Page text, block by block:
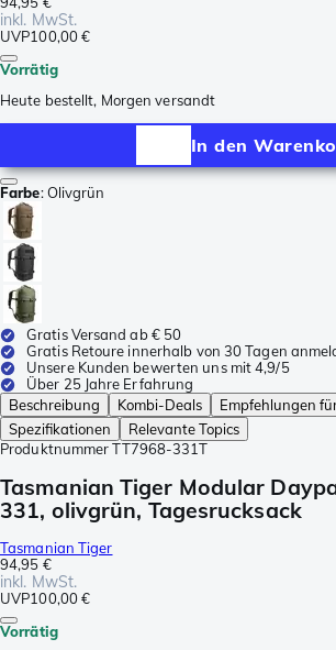
inkl. MwSt.
UVP100,00 €
Vorrätig
Heute bestellt, Morgen versandt
In den
Farbe:Olivgrün
Gratis Versand ab € 50
Gratis Retoure innerhalb von 30 Tagen
Unsere Kunden bewerten uns mit 4,9/5
Über 25 Jahre Erfahrung
Beschreibung
Kombi-Deals
Empfehlungen
Spezifikationen
Relevante Topics
Produktnummer TT7968-331T
Tasmanian Tiger Modular
331, olivgrün, Tagesrucksack
Tasmanian Tiger
94,95 €
inkl. MwSt.
UVP100,00 €
Vorrätig